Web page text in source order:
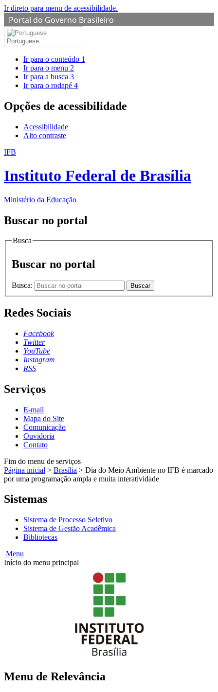
Ir direto para menu de acessibilidade.
Portal do Governo Brasileiro
Portuguese
Ir para o conteúdo 1
Ir para o menu 2
Ir para a busca 3
Ir para o rodapé 4
Opções de acessibilidade
Acessibilidade
Alto contraste
IFB
Instituto Federal de Brasília
Ministério da Educação
Buscar no portal
Busca
Buscar no portal
Busca: Buscar
Redes Sociais
Facebook
Twitter
YouTube
Instagram
RSS
Serviços
E-mail
Mapa do Site
Comunicação
Ouvidoria
Contato
Fim do menu de serviços
Página inicial > Brasília > Dia do Meio Ambiente no IFB é marcado
por uma programação ampla e muita interatividade
Sistemas
Sistema de Processo Seletivo
Sistema de Gestão Acadêmica
Bibliotecas
Menu
Início do menu principal
Menu de Relevância